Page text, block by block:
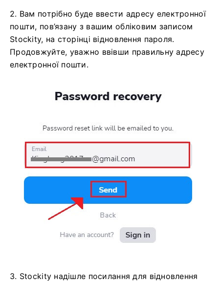
2. Вам потрібно буде ввести адресу електронної
пошти, пов’язану з вашим обліковим записом
Stockity, на сторінці відновлення пароля.
Продовжуйте, уважно ввівши правильну адресу
електронної пошти.